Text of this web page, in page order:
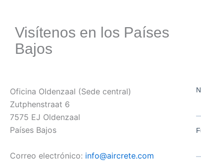
Visítenos en los Países
Bajos
Oficina Oldenzaal (Sede central)
Zutphenstraat 6
7575 EJ Oldenzaal
Países Bajos
Correo electrónico: info@aircrete.com